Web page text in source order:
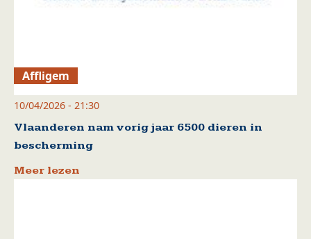
Affligem
10/04/2026 - 21:30
Vlaanderen nam vorig jaar 6500 dieren in
bescherming
Meer lezen